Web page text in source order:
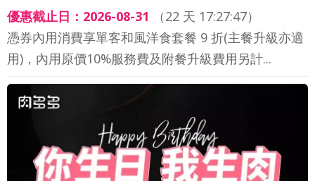
優惠截止日：2026-08-31 （22 天 17:27:44）
憑券內用消費享單客和風洋食套餐 9 折(主餐升級亦適
用)，內用原價10%服務費及附餐升級費用另計...